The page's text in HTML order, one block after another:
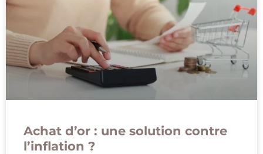
Achat d’or : une solution contre
l’inflation ?